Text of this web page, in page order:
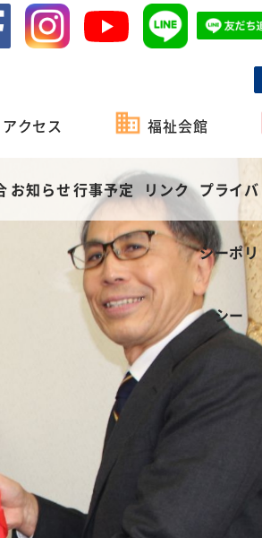
アクセス 福祉会館
お知らせ行事予定 リンク プライバ
シーポリ
シー